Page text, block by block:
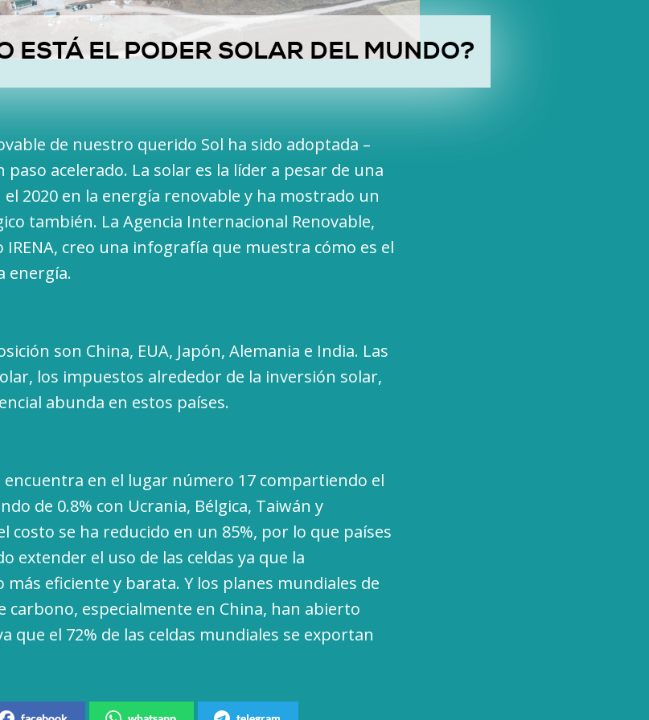
ESTÁ EL PODER SOLAR DEL MUNDO?
de nuestro querido Sol ha sido adoptada –
acelerado. La solar es la líder a pesar de una
el 2020 en la energía renovable y ha mostrado un
también. La Agencia Internacional Renovable,
creo una infografía que muestra cómo es el
energía.
son China, EUA, Japón, Alemania e India. Las
los impuestos alrededor de la inversión solar,
abunda en estos países.
encuentra en el lugar número 17 compartiendo el
de 0.8% con Ucrania, Bélgica, Taiwán y
costo se ha reducido en un 85%, por lo que países
extender el uso de las celdas ya que la
eficiente y barata. Y los planes mundiales de
carbono, especialmente en China, han abierto
que el 72% de las celdas mundiales se exportan